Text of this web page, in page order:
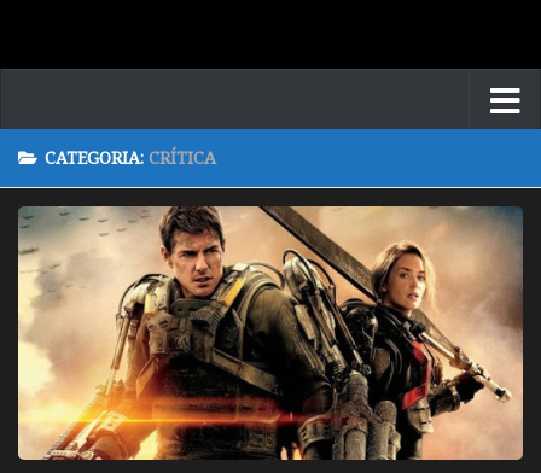
CATEGORIA: CRÍTICA